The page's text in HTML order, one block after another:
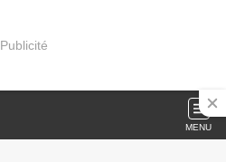
Publicité
MENU